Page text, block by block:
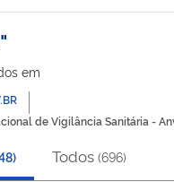
s em
de Vigilância Sanitária -
) Todos (696)